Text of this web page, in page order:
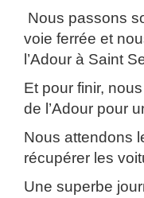
Nous passons
voie ferrée et
l’Adour à Saint
Et pour finir,
de l’Adour pour
Nous attendons
récupérer les
Une superbe